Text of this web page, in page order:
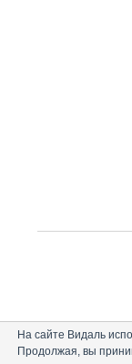
Вальсакор®
На сайте Видаль
Продолжая, вы